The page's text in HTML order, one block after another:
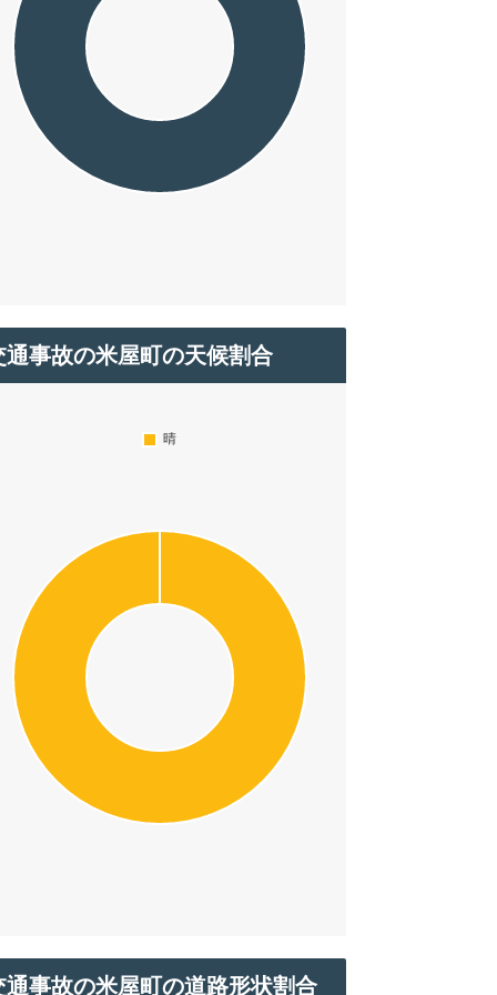
通事故の米屋町の天候割合
通事故の米屋町の道路形状割合